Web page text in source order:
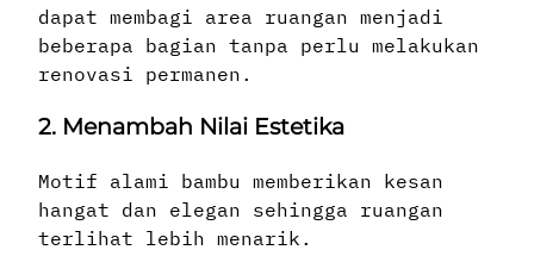
dapat membagi area ruangan menjadi
beberapa bagian tanpa perlu melakukan
renovasi permanen.
2. Menambah Nilai Estetika
Motif alami bambu memberikan kesan
hangat dan elegan sehingga ruangan
terlihat lebih menarik.